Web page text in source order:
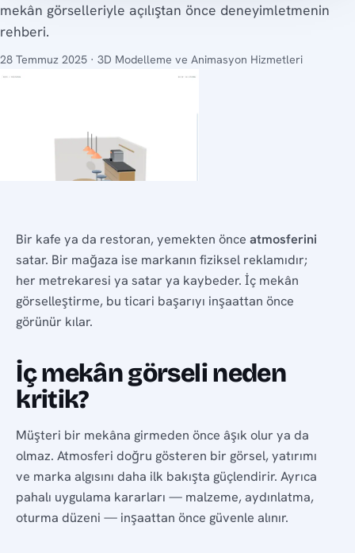
mekân görselleriyle açılıştan önce deneyimletmenin
rehberi.
28 Temmuz 2025 · 3D Modelleme ve Animasyon Hizmetleri
Bir kafe ya da restoran, yemekten önceatmosferini
satar. Bir mağaza ise markanın fiziksel reklamıdır;
her metrekaresi ya satar ya kaybeder. İç mekân
görselleştirme, bu ticari başarıyı inşaattan önce
görünür kılar.
İç mekân görseli neden
kritik?
Müşteri bir mekâna girmeden önce âşık olur ya da
olmaz. Atmosferi doğru gösteren bir görsel, yatırımı
ve marka algısını daha ilk bakışta güçlendirir. Ayrıca
pahalı uygulama kararları — malzeme, aydınlatma,
oturma düzeni — inşaattan önce güvenle alınır.